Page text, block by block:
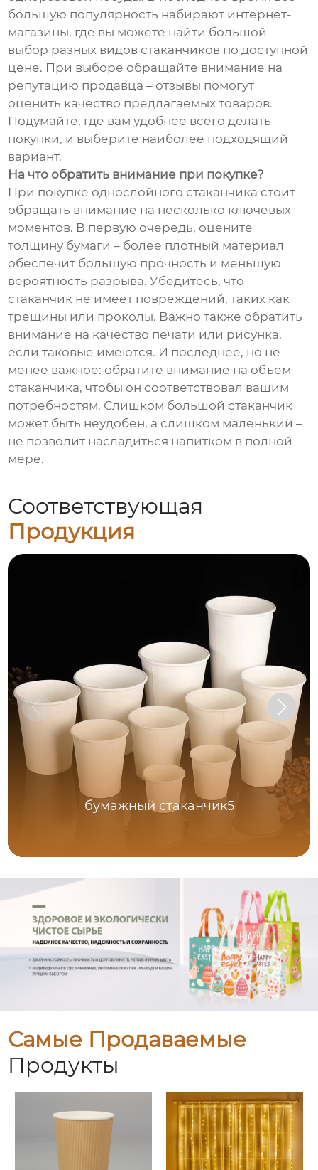
большую популярность набирают интернет-
магазины, где вы можете найти большой
выбор разных видов стаканчиков по доступной
цене. При выборе обращайте внимание на
репутацию продавца – отзывы помогут
оценить качество предлагаемых товаров.
Подумайте, где вам удобнее всего делать
покупки, и выберите наиболее подходящий
вариант.
На что обратить внимание при покупке?
При покупке однослойного стаканчика стоит
обращать внимание на несколько ключевых
моментов. В первую очередь, оцените
толщину бумаги – более плотный материал
обеспечит большую прочность и меньшую
вероятность разрыва. Убедитесь, что
стаканчик не имеет повреждений, таких как
трещины или проколы. Важно также обратить
внимание на качество печати или рисунка,
если таковые имеются. И последнее, но не
менее важное: обратите внимание на объем
стаканчика, чтобы он соответствовал вашим
потребностям. Слишком большой стаканчик
может быть неудобен, а слишком маленький –
не позволит насладиться напитком в полной
мере.
Соответствующая
Продукция
бумажный стаканчик5
Самые Продаваемые
Продукты